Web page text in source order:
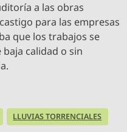
a las obras
para las empresas
que los trabajos se
calidad o sin
LLUVIAS TORRENCIALES